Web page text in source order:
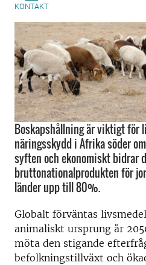
KONTAKT
Boskapshållning är viktigt för
näringsskydd i Afrika söder
syften och ekonomiskt bidrar
bruttonationalprodukten för
länder upp till 80%.
Globalt förväntas
animaliskt ursprung år
möta den stigande
befolkningstillväxt och